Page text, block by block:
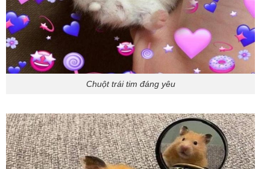
Chuột trái tim đáng yêu